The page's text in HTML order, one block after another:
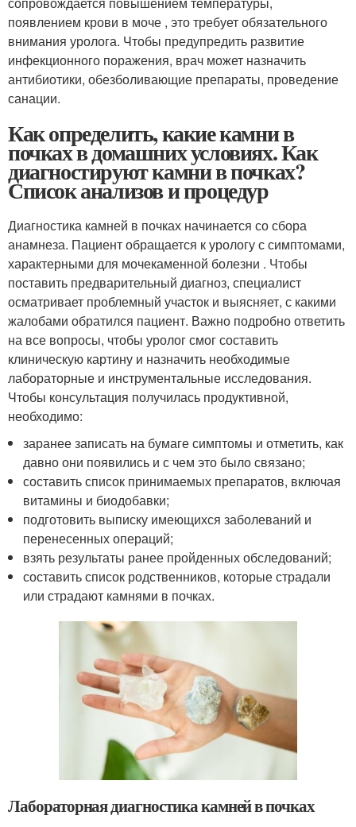
появлением крови в моче , это требует обязательного
внимания уролога. Чтобы предупредить развитие
инфекционного поражения, врач может назначить
антибиотики, обезболивающие препараты, проведение
санации.
Как определить, какие камни в
почках в домашних условиях. Как
диагностируют камни в почках?
Список анализов и процедур
Диагностика камней в почках начинается со сбора
анамнеза. Пациент обращается к урологу с симптомами,
характерными для мочекаменной болезни . Чтобы
поставить предварительный диагноз, специалист
осматривает проблемный участок и выясняет, с какими
жалобами обратился пациент. Важно подробно ответить
на все вопросы, чтобы уролог смог составить
клиническую картину и назначить необходимые
лабораторные и инструментальные исследования.
Чтобы консультация получилась продуктивной,
необходимо:
заранее записать на бумаге симптомы и отметить, как
давно они появились и с чем это было связано;
составить список принимаемых препаратов, включая
витамины и биодобавки;
подготовить выписку имеющихся заболеваний и
перенесенных операций;
взять результаты ранее пройденных обследований;
составить список родственников, которые страдали
или страдают камнями в почках.
Лабораторная диагностика камней в почках